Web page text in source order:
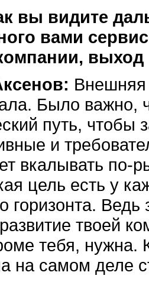
вы видите
вами
выход
Внешняя
Было важно,
путь, чтобы
и
вкалывать по-
цель есть у
горизонта. Ведь
твоей
тебя, нужна.
на самом деле